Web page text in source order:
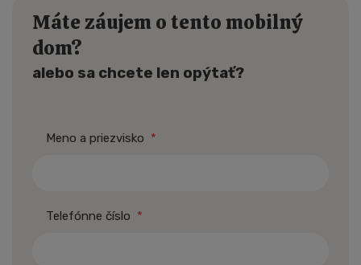
Máte záujem o tento mobilný
dom?
alebo sa chcete len opýtať?
Meno a priezvisko *
Telefónne číslo *